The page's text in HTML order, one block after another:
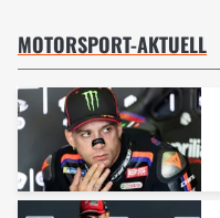
MOTORSPORT-AKTUELL